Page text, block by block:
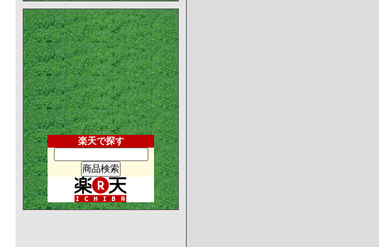
楽天で探す